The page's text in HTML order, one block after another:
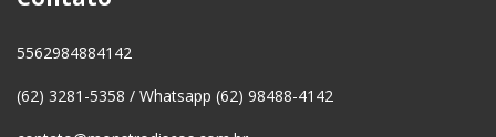
5562984884142
(62) 3281-5358 / Whatsapp (62) 98488-4142